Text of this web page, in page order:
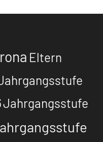
Eltern
Jahrgangsstufe